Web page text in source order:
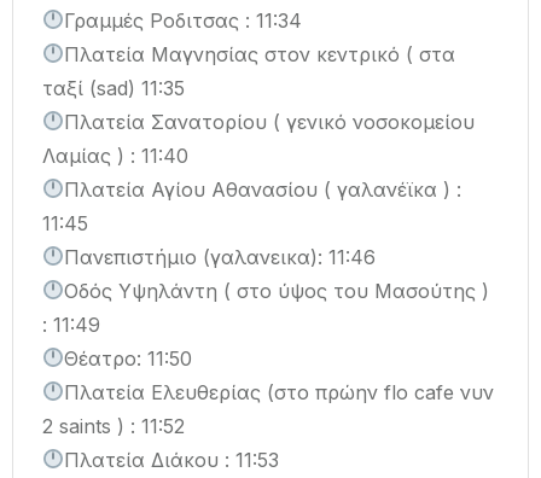
Γραμμές Ροδιτσας : 11:34
Πλατεία Μαγνησίας στον κεντρικό ( στα
ταξί (sad) 11:35
Πλατεία Σανατορίου ( γενικό νοσοκομείου
Λαμίας ) : 11:40
Πλατεία Αγίου Αθανασίου ( γαλανέϊκα ) :
11:45
Πανεπιστήμιο (γαλανεικα): 11:46
Οδός Υψηλάντη ( στο ύψος του Μασούτης )
: 11:49
Θέατρο: 11:50
Πλατεία Ελευθερίας (στο πρώην flo cafe νυν
2 saints ) : 11:52
Πλατεία Διάκου : 11:53